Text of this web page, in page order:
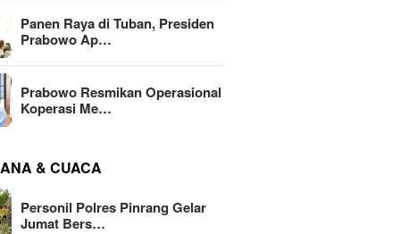
Panen Raya di Tuban, Presiden
Prabowo Ap…
Prabowo Resmikan Operasional
Koperasi Me…
& CUACA
Personil Polres Pinrang Gelar
Jumat Bers…